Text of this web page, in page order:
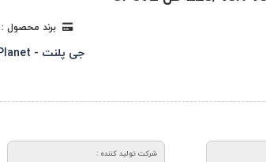
برند محصول :
جی پلنت - J Planet
شرکت تولید کننده :